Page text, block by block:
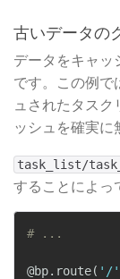
古いデータの
データをキャッ
です。この例で
ュされたタス
ッシュを確実に
task_list/
することによっ
# ...
@bp. route( '/'